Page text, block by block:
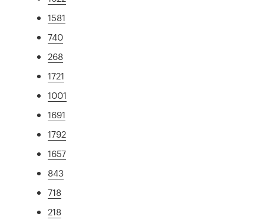
1581
740
268
1721
1001
1691
1792
1657
843
718
218